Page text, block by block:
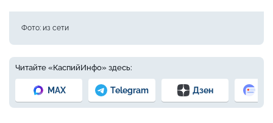
Фото: из сети
Читайте «КаспийИнфо» здесь:
MAX Telegram Дзен